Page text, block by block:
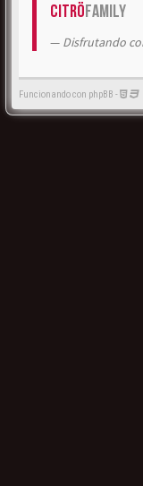
CitröFamily
Disfrutando
Funcionando con phpBB -